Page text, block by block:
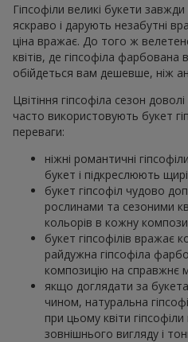
Гіпсофіли великі букети
яскраво і дарують незабутні
ціна вражає. До того ж
квітів, де гіпсофіла фарбована
обійдеться вам дешевше, ніж
Цвітіння гіпсофіла сезон
часто використовують букет
переваги:
ніжні романтичні
букет і підкреслюють
букет гіпсофіл чудово
рослинами та сезоними
кольорів в кожну
букет гіпсофілів вражає
райдужна гіпсофіла
композицію на справжнє
якщо доглядати за
чином, натуральна
при цьому квіти
зовнішнього вигляду і